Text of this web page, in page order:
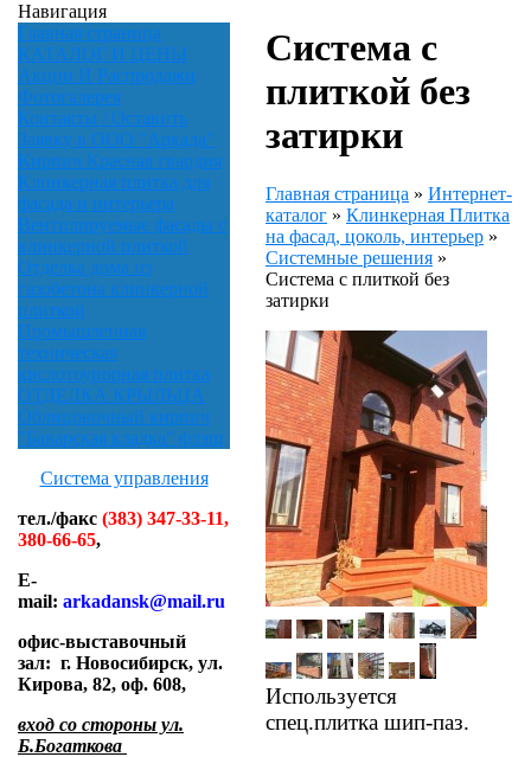
Навигация
Главная страница
КАТАЛОГ И ЦЕНЫ
Акции И Распродажи
Фотогалерея
Контакты / Оставить
Заявку в ООО "Аркада"
Кирпич Красная гвардия
Клинкерная плитка для
фасада и интерьера
Вентилируемые фасады с
клинкерной плиткой
Отделка дома из
газобетона клинкерной
плиткой
Промышленная
техническая
кислотоупорная плитка
ОТДЕЛКА КРЫЛЬЦА
Облицовочный кирпич
"Баварская кладка" флэш
Система управления
тел./факс (383) 347-33-11,
380-66-65,
E-
mail: arkadansk@mail.ru
офис-выставочный
зал: г. Новосибирск, ул.
Кирова, 82, оф. 608,
вход со стороны ул.
Б.Богаткова
Система с
плиткой без
затирки
Главная страница » Интернет-
каталог » Клинкерная Плитка
на фасад, цоколь, интерьер »
Системные решения »
Система с плиткой без
затирки
Используется
спец.плитка шип-паз.